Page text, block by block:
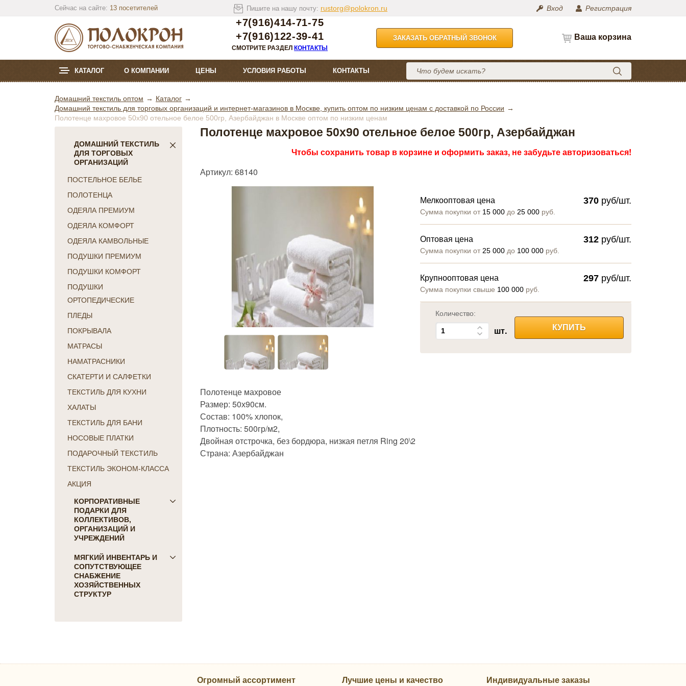
Сейчас на сайте: 13 посетителей Пишите на нашу почту: rustorg@polokron.ru Вход Регистрация
+7(916)414-71-75
+7(916)122-39-41
СМОТРИТЕ РАЗДЕЛКОНТАКТЫ
ЗАКАЗАТЬ ОБРАТНЫЙ ЗВОНОК Ваша корзина
КАТАЛОГ О КОМПАНИИ ЦЕНЫ УСЛОВИЯ РАБОТЫ КОНТАКТЫ
Домашний текстиль оптом
Каталог
Домашний текстиль для торговых организаций и интернет-магазинов в Москве, купить оптом по низким ценам с доставкой по России
Полотенце махровое 50х90 отельное белое 500гр, Азербайджан в Москве оптом по низким ценам
ДОМАШНИЙ ТЕКСТИЛЬ
ДЛЯ ТОРГОВЫХ
ОРГАНИЗАЦИЙ
ПОСТЕЛЬНОЕ БЕЛЬЕ
ПОЛОТЕНЦА
ОДЕЯЛА ПРЕМИУМ
ОДЕЯЛА КОМФОРТ
ОДЕЯЛА КАМВОЛЬНЫЕ
ПОДУШКИ ПРЕМИУМ
ПОДУШКИ КОМФОРТ
ПОДУШКИ
ОРТОПЕДИЧЕСКИЕ
ПЛЕДЫ
ПОКРЫВАЛА
МАТРАСЫ
НАМАТРАСНИКИ
СКАТЕРТИ И САЛФЕТКИ
ТЕКСТИЛЬ ДЛЯ КУХНИ
ХАЛАТЫ
ТЕКСТИЛЬ ДЛЯ БАНИ
НОСОВЫЕ ПЛАТКИ
ПОДАРОЧНЫЙ ТЕКСТИЛЬ
ТЕКСТИЛЬ ЭКОНОМ-КЛАССА
АКЦИЯ
КОРПОРАТИВНЫЕ
ПОДАРКИ ДЛЯ
КОЛЛЕКТИВОВ,
ОРГАНИЗАЦИЙ И
УЧРЕЖДЕНИЙ
ПОДАРКИ ДЛЯ КОГО:
Женщинам
Коллегам
Мужчинам
День Победы
МЯГКИЙ ИНВЕНТАРЬ И
СОПУТСТВУЮЩЕЕ
СНАБЖЕНИЕ
ХОЗЯЙСТВЕННЫХ
СТРУКТУР
Полотенце махровое 50х90 отельное белое 500гр, Азербайджан
Чтобы сохранить товар в корзине и оформить заказ, не забудьте авторизоваться!
Артикул: 68140
Мелкооптовая цена
Сумма покупки от 15 000до 25 000руб.
370 руб/шт.
Оптовая цена
Сумма покупки от 25 000до 100 000руб.
312 руб/шт.
Крупнооптовая цена
Сумма покупки свыше 100 000руб.
297 руб/шт.
Количество:
шт. КУПИТЬ
Полотенце махровое
Размер: 50х90см.
Состав: 100% хлопок,
Плотность: 500гр/м2,
Двойная отстрочка, без бордюра, низкая петля Ring 20\2
Страна: Азербайджан
Огромный ассортимент Лучшие цены и качество Индивидуальные заказы